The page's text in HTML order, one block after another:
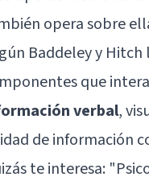
opera sobre
Baddeley y
que
verbal,
de información
te interesa: "